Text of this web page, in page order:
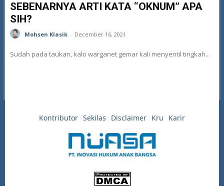
SEBENARNYA ARTI KATA “OKNUM” APA
SIH?
Mohsen Klasik - December 16, 2021
Sudah pada taukan, kalo warganet gemar kali menyentil tingkah...
Kontributor Sekilas Disclaimer Kru Karir